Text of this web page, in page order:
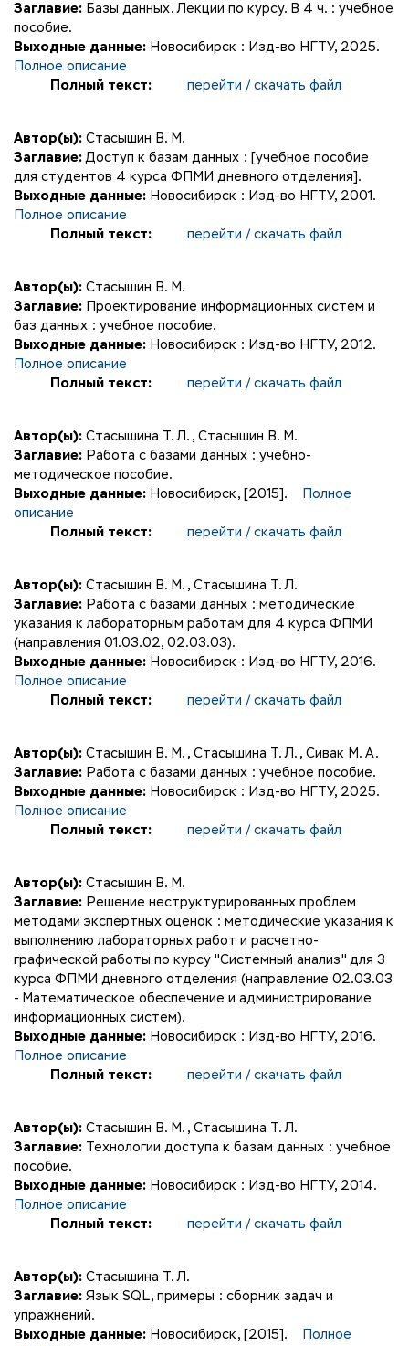
Заглавие: Базы данных. Лекции по курсу. В 4 ч. : учебное
пособие.
Выходные данные: Новосибирск : Изд-во НГТУ, 2025.
Полное описание
Полный текст:
перейти / скачать файл
Автор(ы): Стасышин В. М.
Заглавие: Доступ к базам данных : [учебное пособие
для студентов 4 курса ФПМИ дневного отделения].
Выходные данные: Новосибирск : Изд-во НГТУ, 2001.
Полное описание
Полный текст:
перейти / скачать файл
Автор(ы): Стасышин В. М.
Заглавие: Проектирование информационных систем и
баз данных : учебное пособие.
Выходные данные: Новосибирск : Изд-во НГТУ, 2012.
Полное описание
Полный текст:
перейти / скачать файл
Автор(ы): Стасышина Т. Л. , Стасышин В. М.
Заглавие: Работа с базами данных : учебно-
методическое пособие.
Выходные данные: Новосибирск, [2015].
Полное
описание
Полный текст:
перейти / скачать файл
Автор(ы): Стасышин В. М. , Стасышина Т. Л.
Заглавие: Работа с базами данных : методические
указания к лабораторным работам для 4 курса ФПМИ
(направления 01.03.02, 02.03.03).
Выходные данные: Новосибирск : Изд-во НГТУ, 2016.
Полное описание
Полный текст:
перейти / скачать файл
Автор(ы): Стасышин В. М. , Стасышина Т. Л. , Сивак М. А.
Заглавие: Работа с базами данных : учебное пособие.
Выходные данные: Новосибирск : Изд-во НГТУ, 2025.
Полное описание
Полный текст:
перейти / скачать файл
Автор(ы): Стасышин В. М.
Заглавие: Решение неструктурированных проблем
методами экспертных оценок : методические указания к
выполнению лабораторных работ и расчетно-
графической работы по курсу "Системный анализ" для 3
курса ФПМИ дневного отделения (направление 02.03.03
- Математическое обеспечение и администрирование
информационных систем).
Выходные данные: Новосибирск : Изд-во НГТУ, 2016.
Полное описание
Полный текст:
перейти / скачать файл
Автор(ы): Стасышин В. М. , Стасышина Т. Л.
Заглавие: Технологии доступа к базам данных : учебное
пособие.
Выходные данные: Новосибирск : Изд-во НГТУ, 2014.
Полное описание
Полный текст:
перейти / скачать файл
Автор(ы): Стасышина Т. Л.
Заглавие: Язык SQL, примеры : сборник задач и
упражнений.
Выходные данные: Новосибирск, [2015].
Полное